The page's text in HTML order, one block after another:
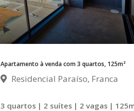
Apartamento à venda com 3 quartos, 125m²
Residencial Paraíso, Franca
3 quartos | 2 suítes | 2 vagas |